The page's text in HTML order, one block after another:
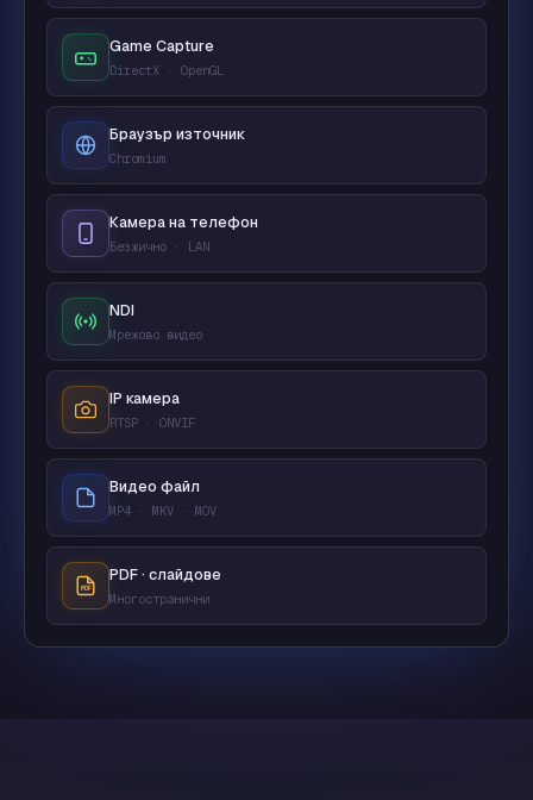
Game Capture
DirectX · OpenGL
Браузър източник
Chromium
Камера на телефон
Безжично · LAN
NDI
Мрежово видео
IP камера
RTSP · ONVIF
Видео файл
MP4 · MKV · MOV
PDF · слайдове
Многостранични